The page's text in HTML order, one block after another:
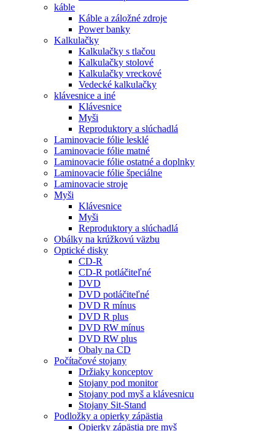
káble
Káble a záložné zdroje
Power banky
Kalkulačky
Kalkulačky s tlačou
Kalkulačky stolové
Kalkulačky vreckové
Vedecké kalkulačky
klávesnice a iné
Klávesnice
Myši
Reproduktory a slúchadlá
Laminovacie fólie lesklé
Laminovacie fólie matné
Laminovacie fólie ostatné a doplnky
Laminovacie fólie špeciálne
Laminovacie stroje
Myši
Klávesnice
Myši
Reproduktory a slúchadlá
Obálky na krúžkovú väzbu
Optické disky
CD-R
CD-R potláčiteľné
DVD
DVD potláčiteľné
DVD R mínus
DVD R plus
DVD RW mínus
DVD RW plus
Obaly na CD
Počítačové stojany
Držiaky konceptov
Stojany pod monitor
Stojany pod myš a klávesnicu
Stojany Sit-Stand
Podložky a opierky zápästia
Opierky zápästia pre myš